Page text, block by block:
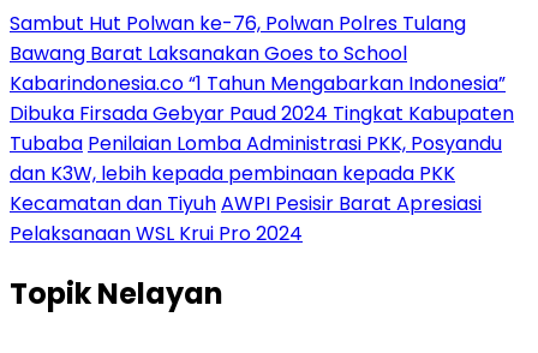
Sambut Hut Polwan ke-76, Polwan Polres Tulang
Bawang Barat Laksanakan Goes to School
Kabarindonesia.co “1 Tahun Mengabarkan Indonesia”
Dibuka Firsada Gebyar Paud 2024 Tingkat Kabupaten
Tubaba Penilaian Lomba Administrasi PKK, Posyandu
dan K3W, lebih kepada pembinaan kepada PKK
Kecamatan dan TiyuhAWPI Pesisir Barat Apresiasi
Pelaksanaan WSL Krui Pro 2024
TopikNelayan